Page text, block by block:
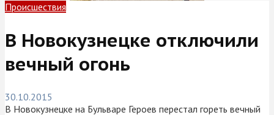
Происшествия
В Новокузнецке отключили
вечный огонь
30.10.2015
В Новокузнецке на Бульваре Героев перестал гореть вечный